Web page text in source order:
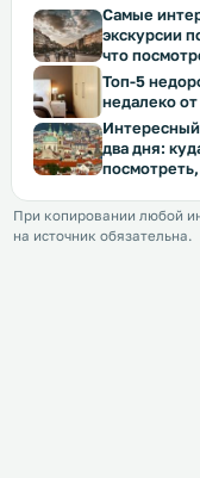
Самые
экскурсии
что
Топ-5
недалеко
два дня:
При копировании любой
на источник обязательна.